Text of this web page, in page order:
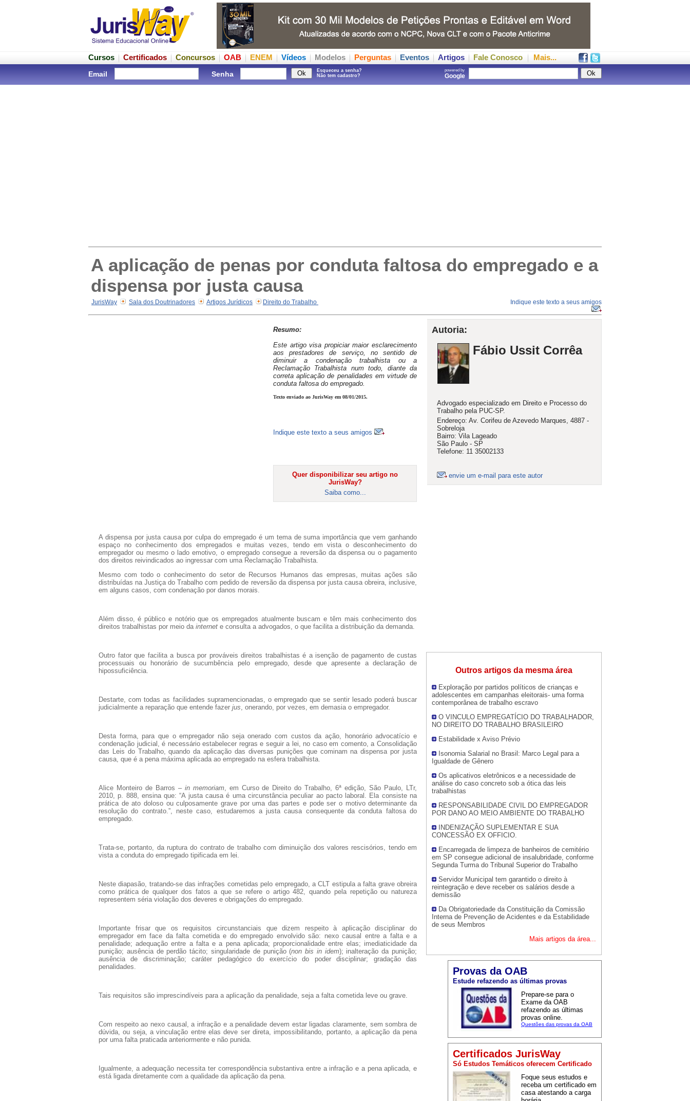
Cursos Certificados Concursos OAB ENEM Vídeos Modelos Perguntas Eventos Artigos Fale Conosco Mais...
Email Senha
Esqueceu a senha?
Não tem cadastro?
powered by
Google
A aplicação de penas por conduta faltosa do empregado e a
dispensa por justa causa
JurisWay Sala dos Doutrinadores Artigos Jurídicos Direito do Trabalho Indique este texto a seus amigos
Autoria:
Fábio Ussit Corrêa
Advogado especializado em Direito e Processo do
Trabalho pela PUC-SP.
Endereço: Av. Corifeu de Azevedo Marques, 4887 -
Sobreloja
Bairro: Vila Lageado
São Paulo - SP
Telefone: 11 35002133
envie um e-mail para este autor
Outros artigos da mesma área
Exploração por partidos políticos de crianças e
adolescentes em campanhas eleitorais- uma forma
contemporânea de trabalho escravo
O VINCULO EMPREGATÍCIO DO TRABALHADOR,
NO DIREITO DO TRABALHO BRASILEIRO
Estabilidade x Aviso Prévio
Isonomia Salarial no Brasil: Marco Legal para a
Igualdade de Gênero
Os aplicativos eletrônicos e a necessidade de
análise do caso concreto sob a ótica das leis
trabalhistas
RESPONSABILIDADE CIVIL DO EMPREGADOR
POR DANO AO MEIO AMBIENTE DO TRABALHO
INDENIZAÇÃO SUPLEMENTAR E SUA
CONCESSÃO EX OFFICIO.
Encarregada de limpeza de banheiros de cemitério
em SP consegue adicional de insalubridade, conforme
Segunda Turma do Tribunal Superior do Trabalho
Servidor Municipal tem garantido o direito à
reintegração e deve receber os salários desde a
demissão
Da Obrigatoriedade da Constituição da Comissão
Interna de Prevenção de Acidentes e da Estabilidade
de seus Membros
Mais artigos da área...
Provas da OAB
Estude refazendo as últimas provas
Prepare-se para o
Exame da OAB
refazendo as últimas
provas online.
Questões das provas da OAB
Certificados JurisWay
Só Estudos Temáticos oferecem Certificado
Foque seus estudos e
receba um certificado em
casa atestando a carga
Resumo:
Este artigo visa propiciar maior esclarecimento
aos prestadores de serviço, no sentido de
diminuir a condenação trabalhista ou a
Reclamação Trabalhista num todo, diante da
correta aplicação de penalidades em virtude de
conduta faltosa do empregado.
Texto enviado ao JurisWay em 08/01/2015.
Indique este texto a seus amigos
Quer disponibilizar seu artigo no
JurisWay?
Saiba como...
A dispensa por justa causa por culpa do empregado é um tema de suma importância que vem ganhando
espaço no conhecimento dos empregados e muitas vezes, tendo em vista o desconhecimento do
empregador ou mesmo o lado emotivo, o empregado consegue a reversão da dispensa ou o pagamento
dos direitos reivindicados ao ingressar com uma Reclamação Trabalhista.
Mesmo com todo o conhecimento do setor de Recursos Humanos das empresas, muitas ações são
distribuídas na Justiça do Trabalho com pedido de reversão da dispensa por justa causa obreira, inclusive,
em alguns casos, com condenação por danos morais.
Além disso, é público e notório que os empregados atualmente buscam e têm mais conhecimento dos
direitos trabalhistas por meio da internet e consulta a advogados, o que facilita a distribuição da demanda.
Outro fator que facilita a busca por prováveis direitos trabalhistas é a isenção de pagamento de custas
processuais ou honorário de sucumbência pelo empregado, desde que apresente a declaração de
hipossuficiência.
Destarte, com todas as facilidades supramencionadas, o empregado que se sentir lesado poderá buscar
judicialmente a reparação que entende fazer jus , onerando, por vezes, em demasia o empregador.
Desta forma, para que o empregador não seja onerado com custos da ação, honorário advocatício e
condenação judicial, é necessário estabelecer regras e seguir a lei, no caso em comento, a Consolidação
das Leis do Trabalho, quando da aplicação das diversas punições que cominam na dispensa por justa
causa, que é a pena máxima aplicada ao empregado na esfera trabalhista.
Alice Monteiro de Barros – in memoriam, em Curso de Direito do Trabalho, 6ª edição, São Paulo, LTr,
2010, p. 888, ensina que: “A justa causa é uma circunstância peculiar ao pacto laboral. Ela consiste na
prática de ato doloso ou culposamente grave por uma das partes e pode ser o motivo determinante da
resolução do contrato.”, neste caso, estudaremos a justa causa consequente da conduta faltosa do
empregado.
Trata-se, portanto, da ruptura do contrato de trabalho com diminuição dos valores rescisórios, tendo em
vista a conduta do empregado tipificada em lei.
Neste diapasão, tratando-se das infrações cometidas pelo empregado, a CLT estipula a falta grave obreira
como prática de qualquer dos fatos a que se refere o artigo 482, quando pela repetição ou natureza
representem séria violação dos deveres e obrigações do empregado.
Importante frisar que os requisitos circunstanciais que dizem respeito à aplicação disciplinar do
empregador em face da falta cometida e do empregado envolvido são: nexo causal entre a falta e a
penalidade; adequação entre a falta e a pena aplicada; proporcionalidade entre elas; imediaticidade da
punição; ausência de perdão tácito; singularidade de punição (non bis in idem); inalteração da punição;
ausência de discriminação; caráter pedagógico do exercício do poder disciplinar; gradação das
penalidades.
Tais requisitos são imprescindíveis para a aplicação da penalidade, seja a falta cometida leve ou grave.
Com respeito ao nexo causal, a infração e a penalidade devem estar ligadas claramente, sem sombra de
dúvida, ou seja, a vinculação entre elas deve ser direta, impossibilitando, portanto, a aplicação da pena
por uma falta praticada anteriormente e não punida.
Igualmente, a adequação necessita ter correspondência substantiva entre a infração e a pena aplicada, e
está ligada diretamente com a qualidade da aplicação da pena.